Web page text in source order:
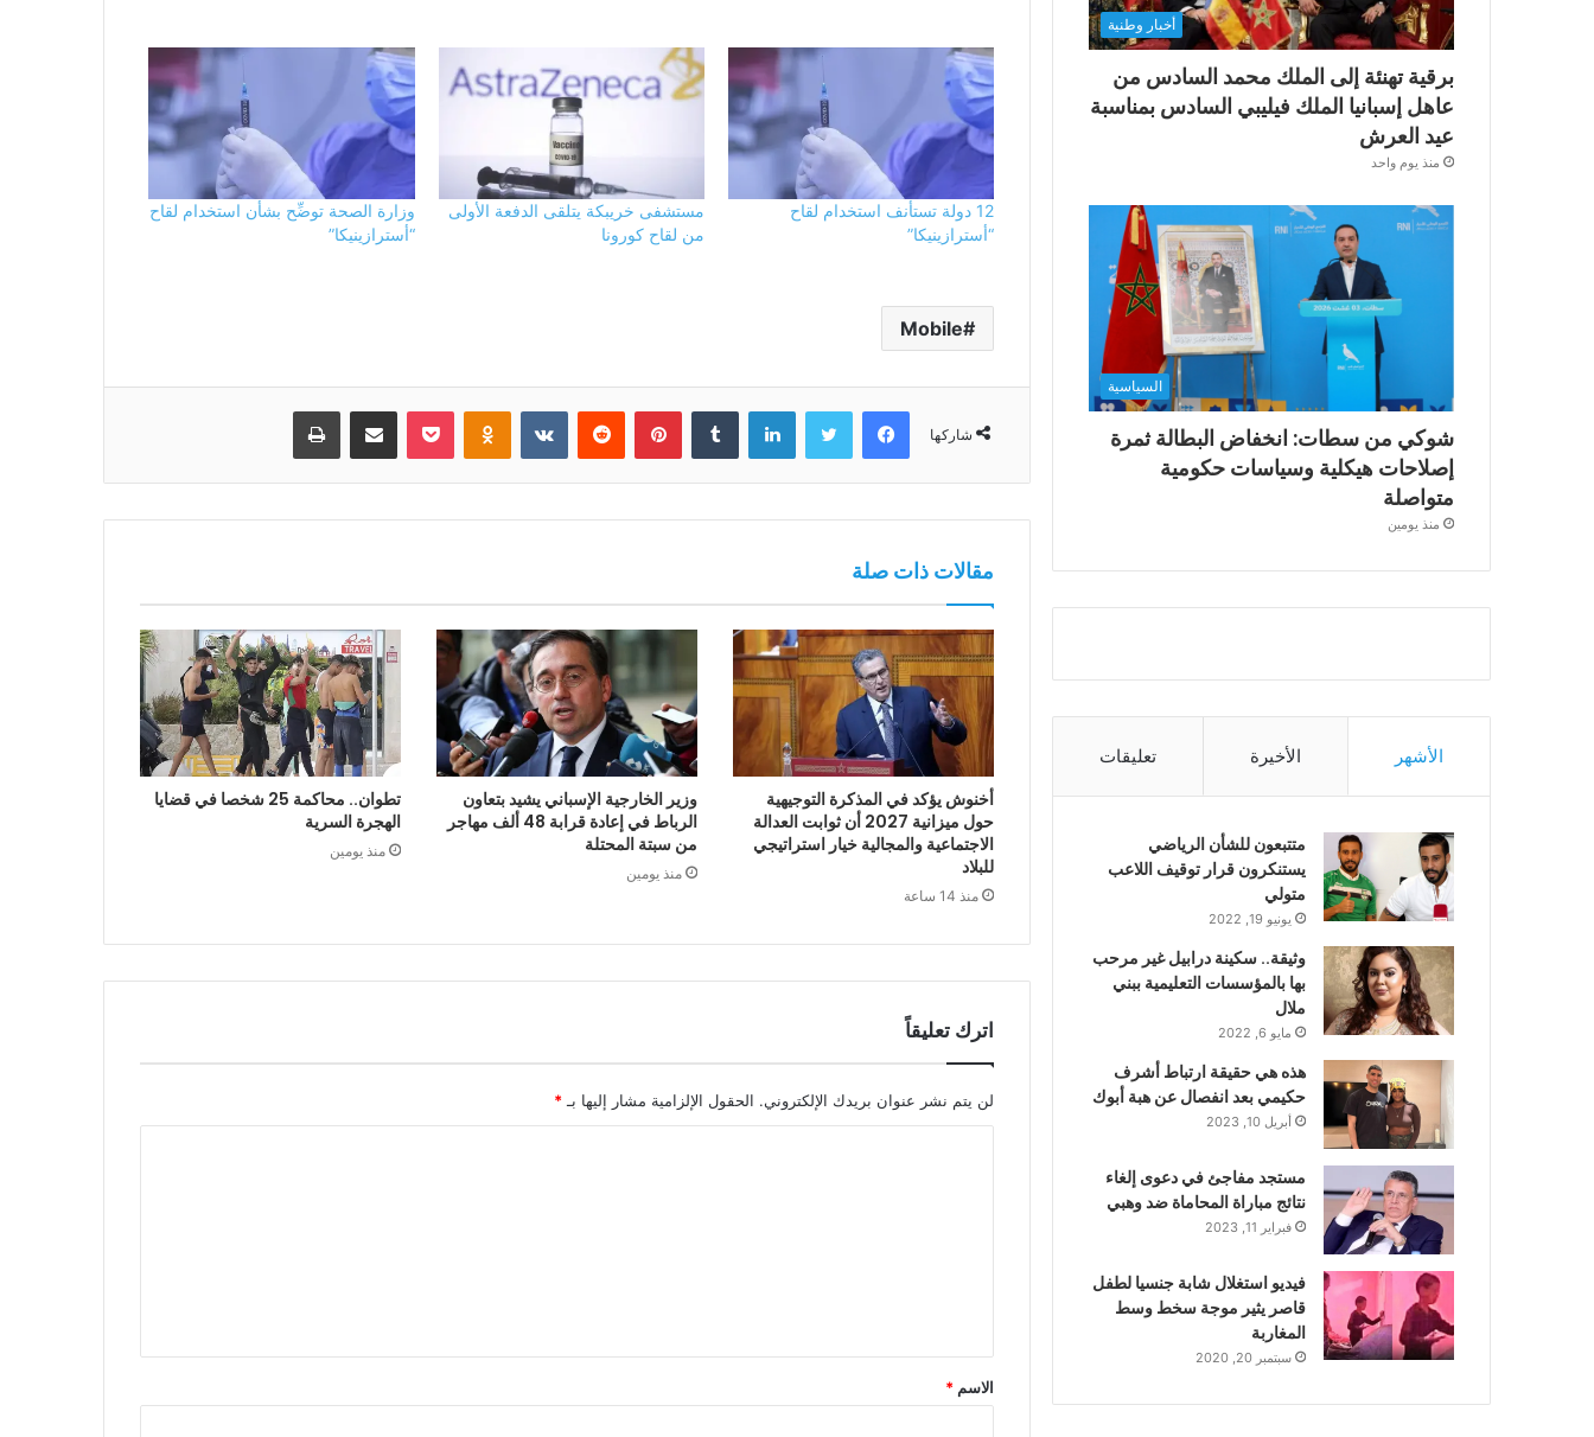
12 دولة تستأنف استخدام لقاح
“أسترازينيكا”
مستشفى خريبكة يتلقى الدفعة الأولى
من لقاح كورونا
وزارة الصحة توضِّح بشأن استخدام لقاح
“أسترازينيكا”
Mobile
شاركها
فيسبوك تويتر لينكدإن بينتيريست Odnoklassniki
بوكيت مشاركة عبر البريد طباعة
مقالات ذات صلة
أخنوش يؤكد في المذكرة التوجيهية
حول ميزانية 2027 أن ثوابت العدالة
الاجتماعية والمجالية خيار استراتيجي
للبلاد
منذ 14 ساعة
وزير الخارجية الإسباني يشيد بتعاون
الرباط في إعادة قرابة 48 ألف مهاجر
من سبتة المحتلة
منذ يومين
تطوان.. محاكمة 25 شخصا في قضايا
الهجرة السرية
منذ يومين
اترك تعليقاً
لن يتم نشر عنوان بريدك الإلكتروني. الحقول الإلزامية مشار إليها بـ*
ق
*
الاسم *
أخبار وطنية
برقية تهنئة إلى الملك محمد السادس من
عاهل إسبانيا الملك فيليبي السادس بمناسبة
عيد العرش
منذ يوم واحد
السياسية
شوكي من سطات: انخفاض البطالة ثمرة
إصلاحات هيكلية وسياسات حكومية
متواصلة
منذ يومين
الأشهر الأخيرة تعليقات
متتبعون للشأن الرياضي
يستنكرون قرار توقيف اللاعب
متولي
يونيو 19, 2022
وثيقة.. سكينة درابيل غير مرحب
بها بالمؤسسات التعليمية ببني
ملال
مايو 6, 2022
هذه هي حقيقة ارتباط أشرف
حكيمي بعد انفصال عن هبة أبوك
أبريل 10, 2023
مستجد مفاجئ في دعوى إلغاء
نتائج مباراة المحاماة ضد وهبي
فبراير 11, 2023
فيديو استغلال شابة جنسيا لطفل
قاصر يثير موجة سخط وسط
المغاربة
سبتمبر 20, 2020